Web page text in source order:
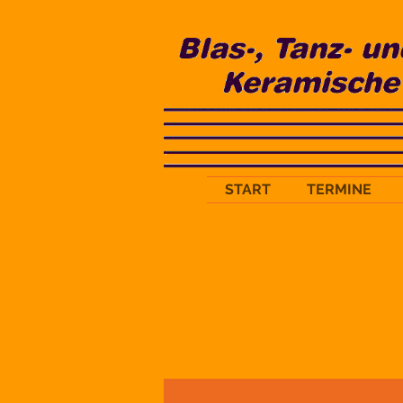
START TERMINE